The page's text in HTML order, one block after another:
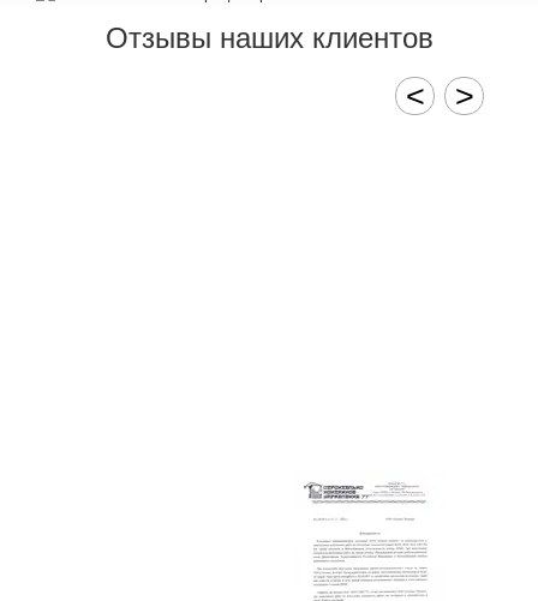
Отзывы наших клиентов
< >